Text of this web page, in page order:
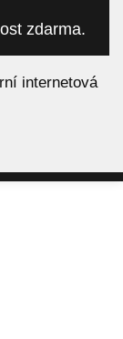
zdarma.
internetová